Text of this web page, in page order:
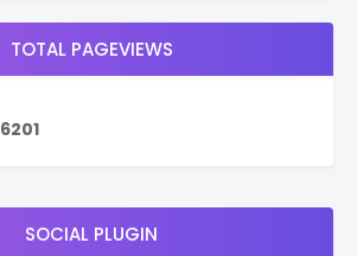
TOTAL PAGEVIEWS
6201
SOCIAL PLUGIN